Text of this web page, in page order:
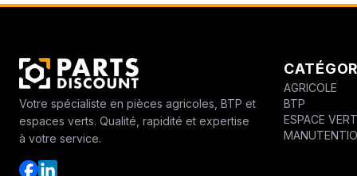
Votre spécialiste en pièces agricoles, BTP et
espaces verts. Qualité, rapidité et expertise
à votre service.
AGRICOLE
BTP
ESPACE VERT